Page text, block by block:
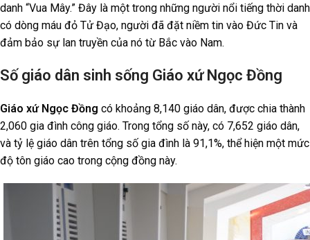
danh “Vua Mây.” Đây là một trong những người nổi tiếng thời danh
có dòng máu đỏ Tử Đạo, người đã đặt niềm tin vào Đức Tin và
đảm bảo sự lan truyền của nó từ Bắc vào Nam.
Số giáo dân sinh sống Giáo xứ Ngọc Đồng
Giáo xứ Ngọc Đồng có khoảng 8,140 giáo dân, được chia thành
2,060 gia đình công giáo. Trong tổng số này, có 7,652 giáo dân,
và tỷ lệ giáo dân trên tổng số gia đình là 91,1%, thể hiện một mức
độ tôn giáo cao trong cộng đồng này.